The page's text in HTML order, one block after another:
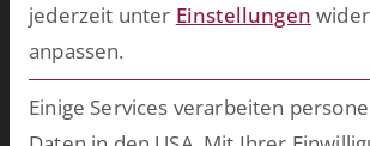
Zukünftig mehr über ESCRIBA erfahren?
jederzeit unter Einstellungen
anpassen.
Einige Services verarbeiten